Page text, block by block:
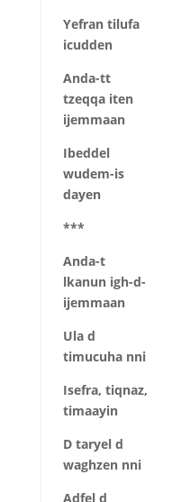
Yefran tilufa
icudden
Anda-tt
tzeqqa iten
ijemmaan
Ibeddel
wudem-is
dayen
***
Anda-t
lkanun igh-d-
ijemmaan
Ula d
timucuha nni
Isefra, tiqnaz,
timaayin
D taryel d
waghzen nni
Adfel d